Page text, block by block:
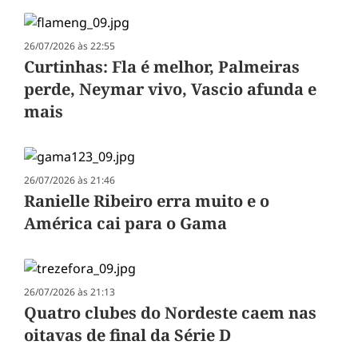
26/07/2026 às 22:55
Curtinhas: Fla é melhor, Palmeiras
perde, Neymar vivo, Vascio afunda e
mais
26/07/2026 às 21:46
Ranielle Ribeiro erra muito e o
América cai para o Gama
26/07/2026 às 21:13
Quatro clubes do Nordeste caem nas
oitavas de final da Série D